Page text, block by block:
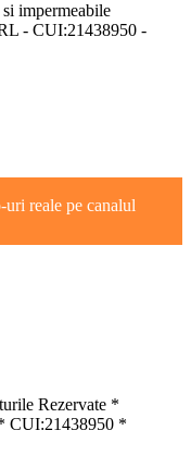
impermeabile
- CUI:21438950 -
uri reale pe canalul
Rezervate *
*